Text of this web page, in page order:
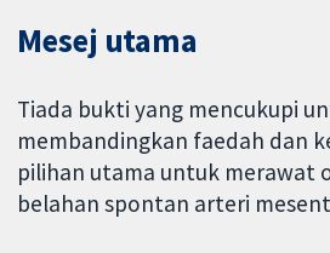
Mesej utama
Tiada bukti yang mencukupi
membandingkan faedah dan
pilihan utama untuk merawat
belahan spontan arteri